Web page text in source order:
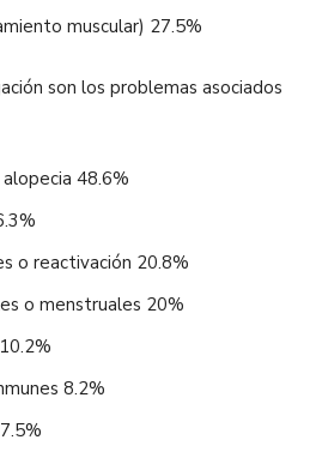
muscular) 27.5%
son los problemas asociados
48.6%
o reactivación 20.8%
o menstruales 20%
8.2%